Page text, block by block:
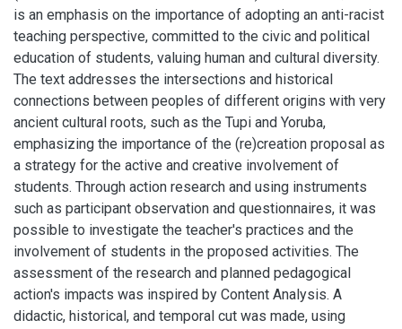
is an emphasis on the importance of adopting an anti-racist
teaching perspective, committed to the civic and political
education of students, valuing human and cultural diversity.
The text addresses the intersections and historical
connections between peoples of different origins with very
ancient cultural roots, such as the Tupi and Yoruba,
emphasizing the importance of the (re)creation proposal as
a strategy for the active and creative involvement of
students. Through action research and using instruments
such as participant observation and questionnaires, it was
possible to investigate the teacher's practices and the
involvement of students in the proposed activities. The
assessment of the research and planned pedagogical
action's impacts was inspired by Content Analysis. A
didactic, historical, and temporal cut was made, using